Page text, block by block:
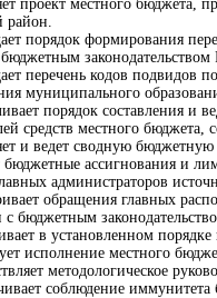
проект местного бюджета,
район.
порядок формирования
перечень кодов подвидов
муниципального
порядок составления и
средств местного бюджета,
и ведет сводную
ассигнования и
администраторов
обращения главных
с бюджетным
в установленном
исполнение местного
методологическое
соблюдение